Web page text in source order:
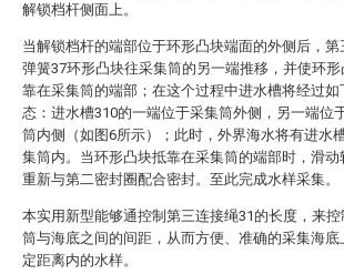
解锁档杆侧面上。
当解锁档杆的端部位于环形凸块端面的外侧后，第
弹簧37环形凸块往采集筒的另一端推移，并使环
靠在采集筒的端部；在这个过程中进水槽将经过如
态：进水槽310的一端位于采集筒外侧，另一端位
筒内侧（如图6所示）；此时，外界海水将有进水
集筒内。当环形凸块抵靠在采集筒的端部时，滑动
重新与第二密封圈配合密封。至此完成水样采集。
本实用新型能够通控制第三连接绳31的长度，来
筒与海底之间的间距，从而方便、准确的采集海底
定距离内的水样。